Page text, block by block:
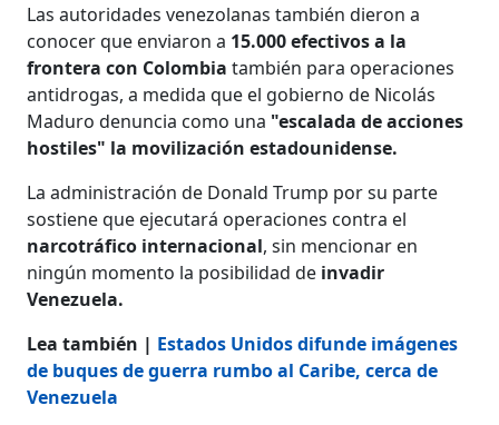
Las autoridades venezolanas también dieron a
conocer que enviaron a 15.000 efectivos a la
frontera con Colombia también para operaciones
antidrogas, a medida que el gobierno de Nicolás
Maduro denuncia como una "escalada de acciones
hostiles" la movilización estadounidense.
La administración de Donald Trump por su parte
sostiene que ejecutará operaciones contra el
narcotráfico internacional, sin mencionar en
ningún momento la posibilidad de invadir
Venezuela.
Lea también | Estados Unidos difunde imágenes
de buques de guerra rumbo al Caribe, cerca de
Venezuela